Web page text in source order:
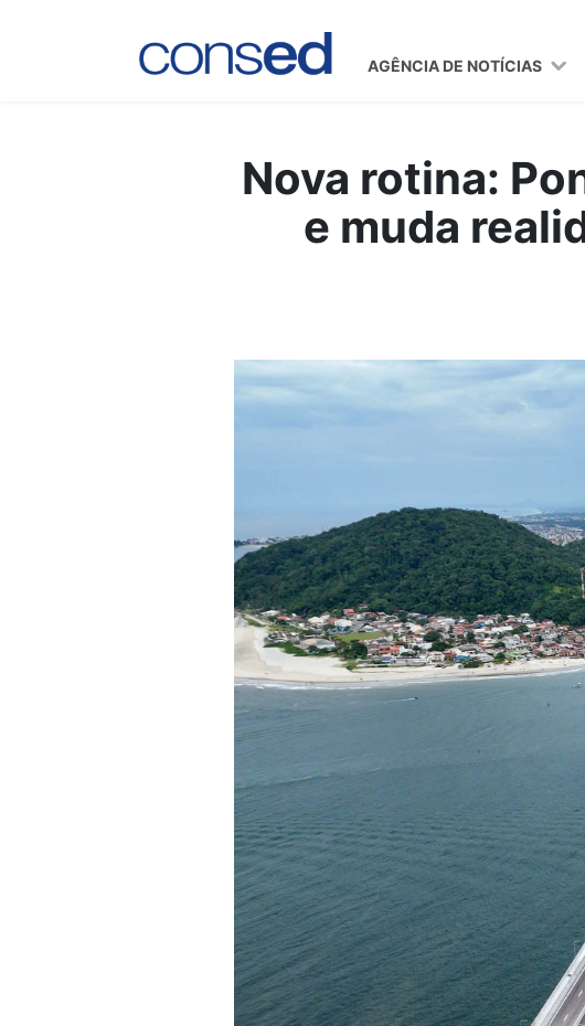
AGÊNCIA DE NOTÍCIAS
Nova rotina:
e muda